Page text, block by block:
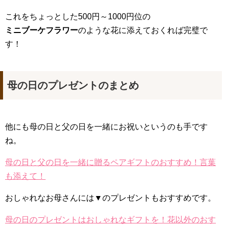
これをちょっとした500円～1000円位の
ミニブーケフラワーのような花に添えておくれば完璧で
す！
母の日のプレゼントのまとめ
他にも母の日と父の日を一緒にお祝いというのも手です
ね。
母の日と父の日を一緒に贈るペアギフトのおすすめ！言葉
も添えて！
おしゃれなお母さんには▼のプレゼントもおすすめです。
母の日のプレゼントはおしゃれなギフトを！花以外のおす